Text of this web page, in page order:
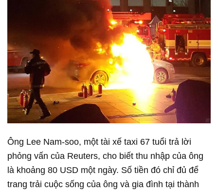
Ông Lee Nam-soo, một tài xế taxi 67 tuổi trả lời
phỏng vấn của Reuters, cho biết thu nhập của ông
là khoảng 80 USD một ngày. Số tiền đó chỉ đủ để
trang trải cuộc sống của ông và gia đình tại thành